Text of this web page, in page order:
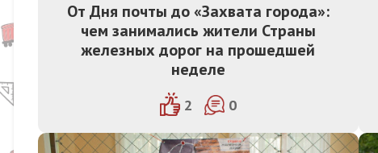
От Дня почты до «Захвата города»:
чем занимались жители Страны
железных дорог на прошедшей
неделе
2 0